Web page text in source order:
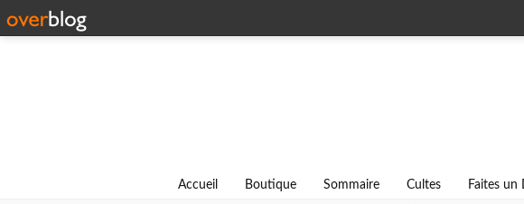
Accueil Boutique Sommaire Cultes Faites un